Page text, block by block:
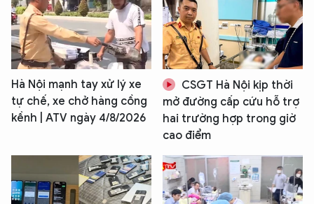
Hà Nội mạnh tay xử lý xe
tự chế, xe chở hàng cồng
kềnh | ATV ngày 4/8/2026
CSGT Hà Nội kịp thời
mở đường cấp cứu hỗ trợ
hai trường hợp trong giờ
cao điểm